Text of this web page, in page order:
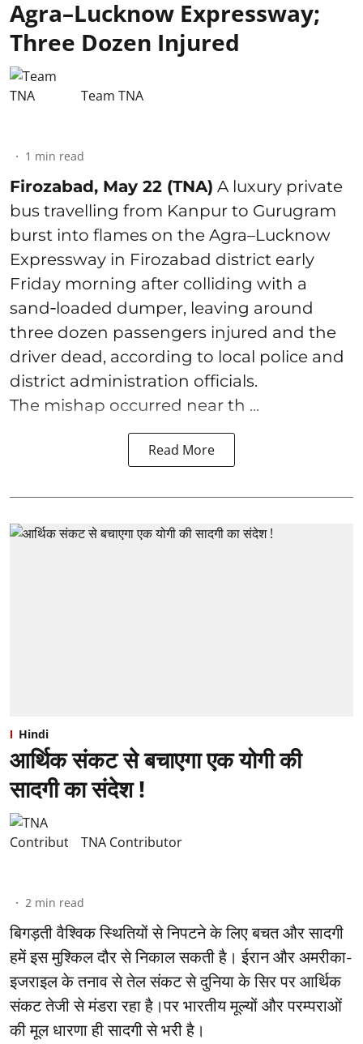
Agra–Lucknow Expressway;
Three Dozen Injured
Team TNA
1 min read
Firozabad, May 22 (TNA) A luxury private
bus travelling from Kanpur to Gurugram
burst into flames on the Agra–Lucknow
Expressway in Firozabad district early
Friday morning after colliding with a
sand‑loaded dumper, leaving around
three dozen passengers injured and the
driver dead, according to local police and
district administration officials.
The mishap occurred near th ...
Read More
Hindi
आर्थिक संकट से बचाएगा एक योगी की
सादगी का संदेश !
TNA Contributor
2 min read
बिगड़ती वैश्विक स्थितियों से निपटने के लिए बचत और सादगी
हमें इस मुश्किल दौर से निकाल सकती है। ईरान और अमरीका-
इजराइल के तनाव से तेल संकट से दुनिया के सिर पर आर्थिक
संकट तेजी से मंडरा रहा है।पर भारतीय मूल्यों और परम्पराओं
की मूल धारणा ही सादगी से भरी है।